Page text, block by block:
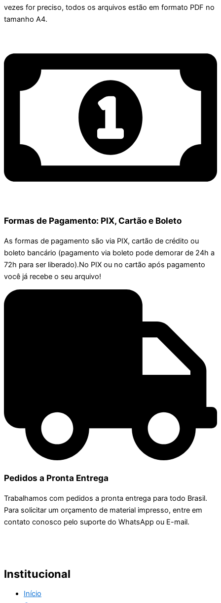
vezes for preciso, todos os arquivos estão em formato PDF no
tamanho A4.
Formas de Pagamento: PIX, Cartão e Boleto
As formas de pagamento são via PIX, cartão de crédito ou
boleto bancário (pagamento via boleto pode demorar de 24h a
72h para ser liberado).No PIX ou no cartão após pagamento
você já recebe o seu arquivo!
Pedidos a Pronta Entrega
Trabalhamos com pedidos a pronta entrega para todo Brasil.
Para solicitar um orçamento de material impresso, entre em
contato conosco pelo suporte do WhatsApp ou E-mail.
Institucional
Início